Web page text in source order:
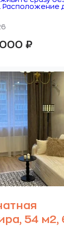
Расположение
₽
54 м2,